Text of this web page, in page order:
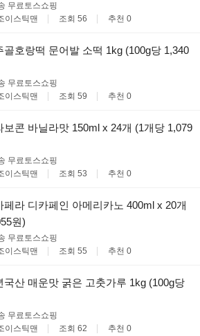
무료토스쇼핑
이스틱맨 조회 56 추천 0
골호랑떡 문어발 소떡 1kg (100g당 1,340
무료토스쇼핑
이스틱맨 조회 59 추천 0
보콘 바닐라맛 150ml x 24개 (1개당 1,079
무료토스쇼핑
이스틱맨 조회 53 추천 0
페라 디카페인 아메리카노 400ml x 20개
원)
무료토스쇼핑
이스틱맨 조회 55 추천 0
국산 매운맛 굵은 고춧가루 1kg (100g당
무료토스쇼핑
이스틱맨 조회 62 추천 0